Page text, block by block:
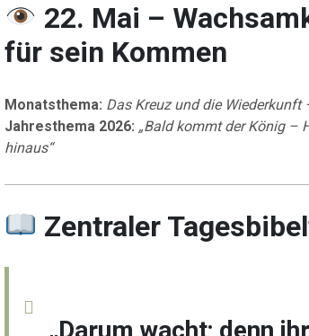
22. Mai –
für sein Kommen
Monatsthema: Das Kreuz und die Wiederkunft
Jahresthema 2026: „Bald kommt der König –
hinaus“
Zentraler
„Darum wacht; denn